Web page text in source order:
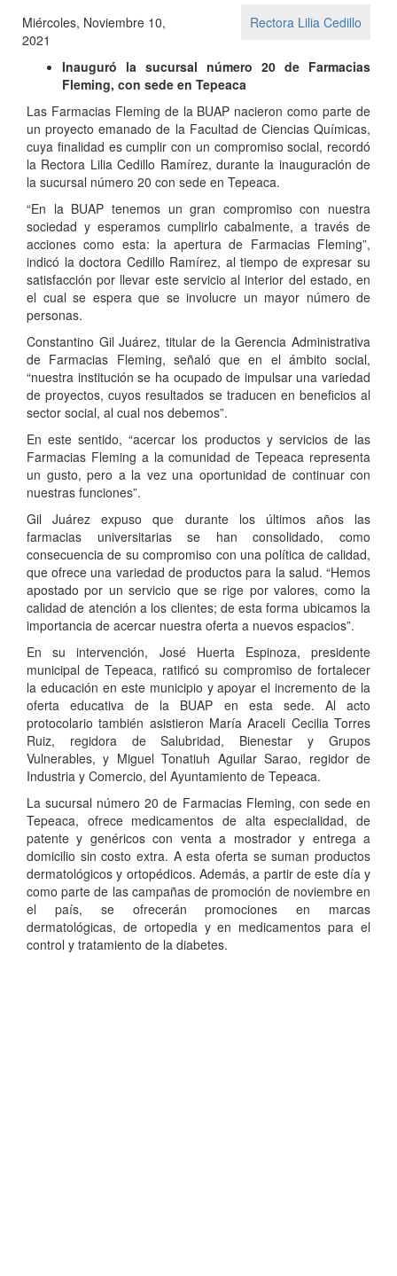
Miércoles, Noviembre 10,
2021
Rectora Lilia Cedillo
Inauguró la sucursal número 20 de Farmacias
Fleming, con sede en Tepeaca
Las Farmacias Fleming de la BUAP nacieron como parte de
un proyecto emanado de la Facultad de Ciencias Químicas,
cuya finalidad es cumplir con un compromiso social, recordó
la Rectora Lilia Cedillo Ramírez, durante la inauguración de
la sucursal número 20 con sede en Tepeaca.
“En la BUAP tenemos un gran compromiso con nuestra
sociedad y esperamos cumplirlo cabalmente, a través de
acciones como esta: la apertura de Farmacias Fleming”,
indicó la doctora Cedillo Ramírez, al tiempo de expresar su
satisfacción por llevar este servicio al interior del estado, en
el cual se espera que se involucre un mayor número de
personas.
Constantino Gil Juárez, titular de la Gerencia Administrativa
de Farmacias Fleming, señaló que en el ámbito social,
“nuestra institución se ha ocupado de impulsar una variedad
de proyectos, cuyos resultados se traducen en beneficios al
sector social, al cual nos debemos”.
En este sentido, “acercar los productos y servicios de las
Farmacias Fleming a la comunidad de Tepeaca representa
un gusto, pero a la vez una oportunidad de continuar con
nuestras funciones”.
Gil Juárez expuso que durante los últimos años las
farmacias universitarias se han consolidado, como
consecuencia de su compromiso con una política de calidad,
que ofrece una variedad de productos para la salud. “Hemos
apostado por un servicio que se rige por valores, como la
calidad de atención a los clientes; de esta forma ubicamos la
importancia de acercar nuestra oferta a nuevos espacios”.
En su intervención, José Huerta Espinoza, presidente
municipal de Tepeaca, ratificó su compromiso de fortalecer
la educación en este municipio y apoyar el incremento de la
oferta educativa de la BUAP en esta sede. Al acto
protocolario también asistieron María Araceli Cecilia Torres
Ruiz, regidora de Salubridad, Bienestar y Grupos
Vulnerables, y Miguel Tonatiuh Aguilar Sarao, regidor de
Industria y Comercio, del Ayuntamiento de Tepeaca.
La sucursal número 20 de Farmacias Fleming, con sede en
Tepeaca, ofrece medicamentos de alta especialidad, de
patente y genéricos con venta a mostrador y entrega a
domicilio sin costo extra. A esta oferta se suman productos
dermatológicos y ortopédicos. Además, a partir de este día y
como parte de las campañas de promoción de noviembre en
el país, se ofrecerán promociones en marcas
dermatológicas, de ortopedia y en medicamentos para el
control y tratamiento de la diabetes.